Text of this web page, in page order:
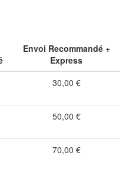
Envoi Recommandé +
Express
30,00 €
50,00 €
70,00 €